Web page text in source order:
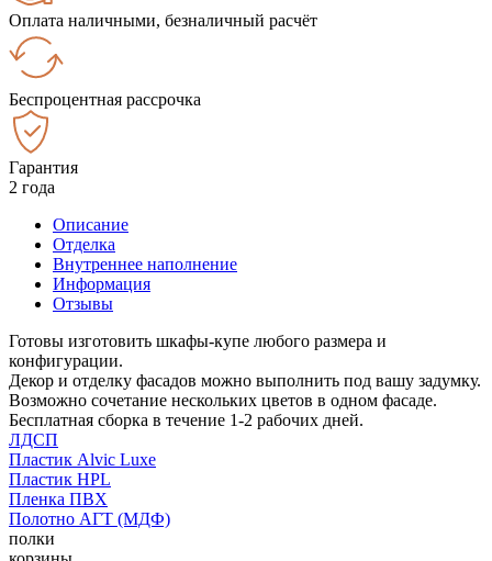
Оплата наличными, безналичный расчёт
Беспроцентная рассрочка
Гарантия
2 года
Описание
Отделка
Внутреннее наполнение
Информация
Отзывы
Готовы изготовить шкафы-купе любого размера и
конфигурации.
Декор и отделку фасадов можно выполнить под вашу задумку.
Возможно сочетание нескольких цветов в одном фасаде.
Бесплатная сборка в течение 1-2 рабочих дней.
ЛДСП
Пластик Alvic Luxe
Пластик HPL
Пленка ПВХ
Полотно АГТ (МДФ)
полки